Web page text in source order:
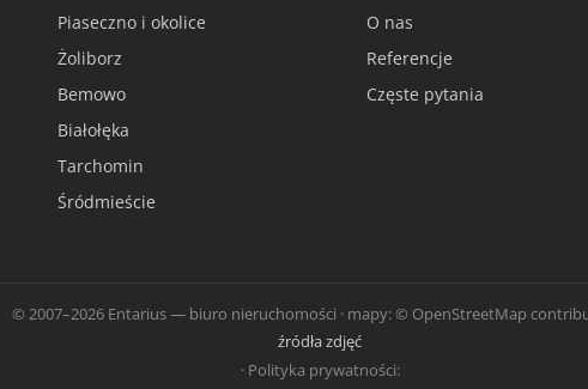
Piaseczno i okolice
Żoliborz
Bemowo
Białołęka
Tarchomin
Śródmieście
O nas
Referencje
Częste pytania
© 2007–2026 Entarius — biuro nieruchomości · mapy: © OpenStreetMap
źródła zdjęć
· Polityka prywatności: